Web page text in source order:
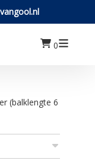
0
(balklengte 6